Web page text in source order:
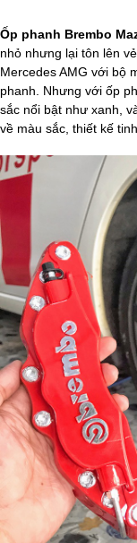
Ốp phanh Brembo
nhỏ nhưng lại tôn lên
Mercedes AMG với bộ
phanh. Nhưng với ốp
sắc nổi bật như xanh,
về màu sắc, thiết kế